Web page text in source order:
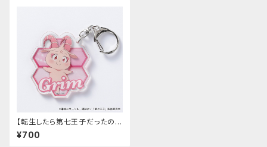
【転生したら第七王子だったの
で、気ままに魔術を極めます】ア
クリルキーホルダー（グリモ）
¥700